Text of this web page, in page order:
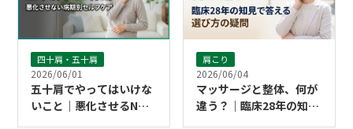
四十肩・五十肩
2026/06/01
五十肩でやってはいけな
いこと｜悪化させるNG
肩こり
2026/06/04
マッサージと整体、何が
違う？｜臨床28年の知見